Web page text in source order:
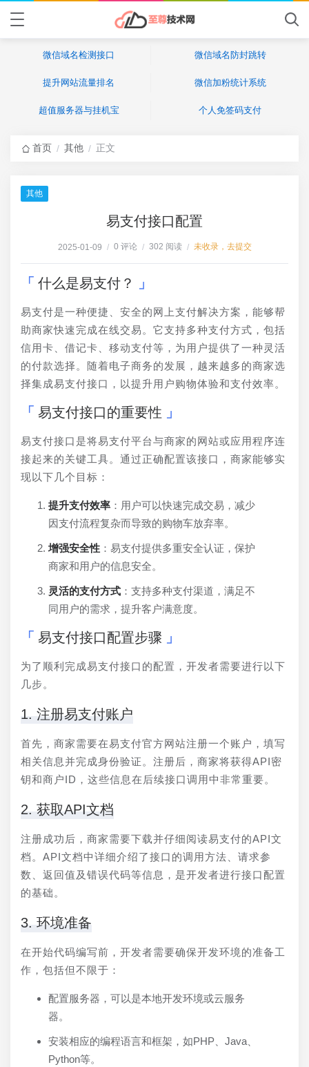
微信域名检测接口 微信域名防封跳转
提升网站流量排名 微信加粉统计系统
超值服务器与挂机宝 个人免签码支付
首页 / 其他 / 正文
其他
易支付接口配置
2025-01-09 / 0 评论 / 302 阅读 / 未收录，去提交
什么是易支付？
易支付是一种便捷、安全的网上支付解决方案，能够帮
助商家快速完成在线交易。它支持多种支付方式，包括
信用卡、借记卡、移动支付等，为用户提供了一种灵活
的付款选择。随着电子商务的发展，越来越多的商家选
择集成易支付接口，以提升用户购物体验和支付效率。
易支付接口的重要性
易支付接口是将易支付平台与商家的网站或应用程序连
接起来的关键工具。通过正确配置该接口，商家能够实
现以下几个目标：
提升支付效率 ：用户可以快速完成交易，减少
因支付流程复杂而导致的购物车放弃率。
增强安全性 ：易支付提供多重安全认证，保护
商家和用户的信息安全。
灵活的支付方式 ：支持多种支付渠道，满足不
同用户的需求，提升客户满意度。
易支付接口配置步骤
为了顺利完成易支付接口的配置，开发者需要进行以下
几步。
1. 注册易支付账户
首先，商家需要在易支付官方网站注册一个账户，填写
相关信息并完成身份验证。注册后，商家将获得API密
钥和商户ID，这些信息在后续接口调用中非常重要。
2. 获取API文档
注册成功后，商家需要下载并仔细阅读易支付的API文
档。API文档中详细介绍了接口的调用方法、请求参
数、返回值及错误代码等信息，是开发者进行接口配置
的基础。
3. 环境准备
在开始代码编写前，开发者需要确保开发环境的准备工
作，包括但不限于：
配置服务器，可以是本地开发环境或云服务
器。
安装相应的编程语言和框架，如PHP、Java、
Python等。